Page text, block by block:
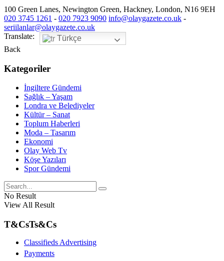
100 Green Lanes, Newington Green, Hackney, London, N16 9EH
020 3745 1261 - 020 7923 9090 info@olaygazete.co.uk -
seriilanlar@olaygazete.co.uk
Translate:
Türkçe
Back
Kategoriler
İngiltere Gündemi
Sağlık – Yaşam
Londra ve Belediyeler
Kültür – Sanat
Toplum Haberleri
Moda – Tasarım
Ekonomi
Olay Web Tv
Köşe Yazıları
Spor Gündemi
No Result
View All Result
T&CsTs&Cs
Classifieds Advertising
Payments